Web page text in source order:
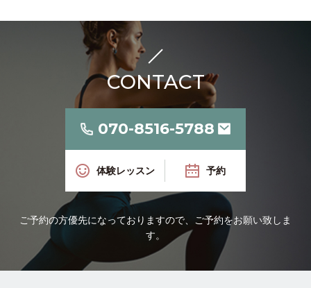
CONTACT
070-8516-5788
体験レッスン 予約
ご予約の方優先になっておりますので、ご予約をお願い致しま
す。